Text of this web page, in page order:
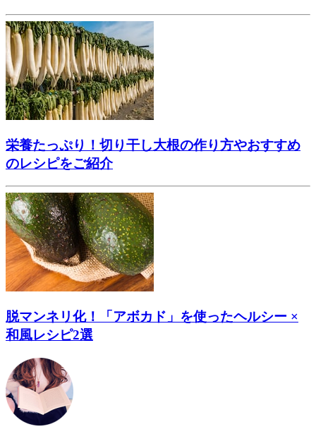
栄養たっぷり！切り干し大根の作り方やおすすめ
のレシピをご紹介
脱マンネリ化！「アボカド」を使ったヘルシー ×
和風レシピ2選